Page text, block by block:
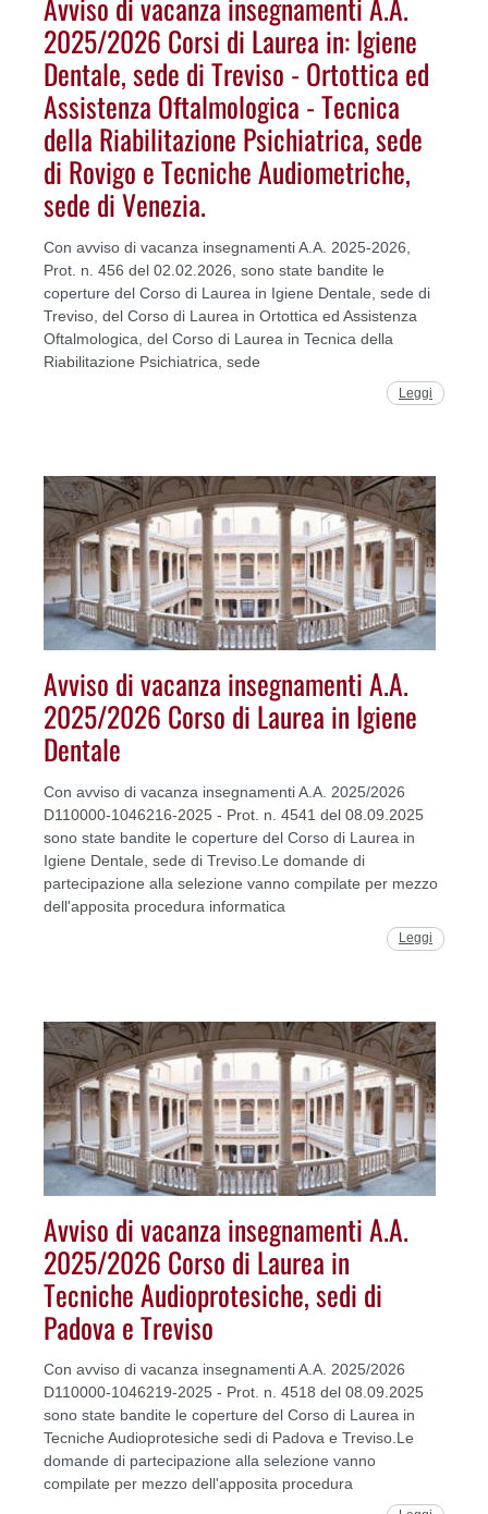
2025/2026 Corsi di Laurea in: Igiene
Dentale, sede di Treviso - Ortottica ed
Assistenza Oftalmologica - Tecnica
della Riabilitazione Psichiatrica, sede
di Rovigo e Tecniche Audiometriche,
sede di Venezia.
Con avviso di vacanza insegnamenti A.A. 2025-2026,
Prot. n. 456 del 02.02.2026, sono state bandite le
coperture del Corso di Laurea in Igiene Dentale, sede di
Treviso, del Corso di Laurea in Ortottica ed Assistenza
Oftalmologica, del Corso di Laurea in Tecnica della
Riabilitazione Psichiatrica, sede
Leggi
Avviso di vacanza insegnamenti A.A.
2025/2026 Corso di Laurea in Igiene
Dentale
Con avviso di vacanza insegnamenti A.A. 2025/2026
D110000-1046216-2025 - Prot. n. 4541 del 08.09.2025
sono state bandite le coperture del Corso di Laurea in
Igiene Dentale, sede di Treviso.Le domande di
partecipazione alla selezione vanno compilate per mezzo
dell'apposita procedura informatica
Leggi
Avviso di vacanza insegnamenti A.A.
2025/2026 Corso di Laurea in
Tecniche Audioprotesiche, sedi di
Padova e Treviso
Con avviso di vacanza insegnamenti A.A. 2025/2026
D110000-1046219-2025 - Prot. n. 4518 del 08.09.2025
sono state bandite le coperture del Corso di Laurea in
Tecniche Audioprotesiche sedi di Padova e Treviso.Le
domande di partecipazione alla selezione vanno
compilate per mezzo dell'apposita procedura